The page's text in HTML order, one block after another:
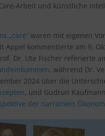
Arbeit und künstliche
„care“waren mit eigenen
Appel kommentierte am 9.
Dr. Ute Fischer referierte
, während Dr.
2024 über die
, und Gudrun
der narrativen